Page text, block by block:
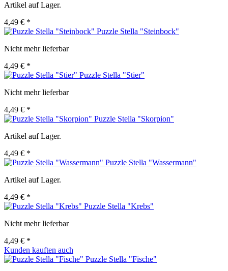
Artikel auf Lager.
4,49 € *
Puzzle Stella "Steinbock"
Nicht mehr lieferbar
4,49 € *
Puzzle Stella "Stier"
Nicht mehr lieferbar
4,49 € *
Puzzle Stella "Skorpion"
Artikel auf Lager.
4,49 € *
Puzzle Stella "Wassermann"
Artikel auf Lager.
4,49 € *
Puzzle Stella "Krebs"
Nicht mehr lieferbar
4,49 € *
Kunden kauften auch
Puzzle Stella "Fische"